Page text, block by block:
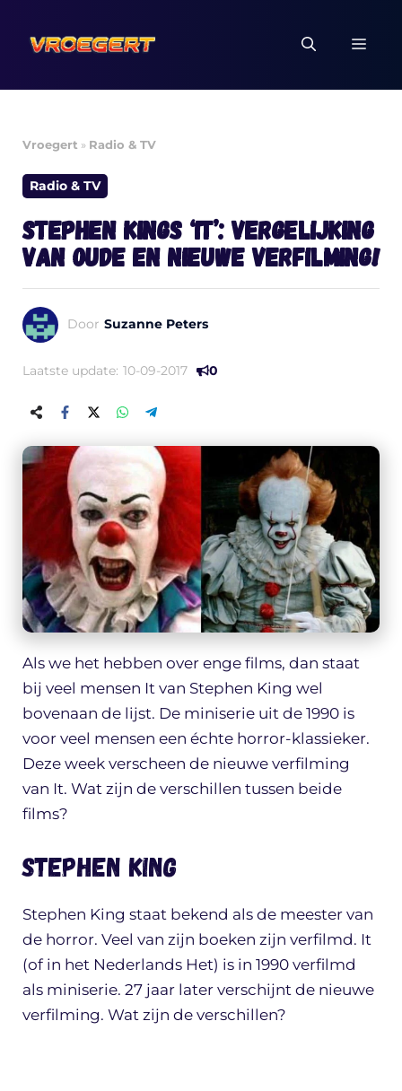
naar
inhoud
Vroegert » Radio & TV
Radio & TV
Stephen Kings ‘It’: vergelijking
van oude en nieuwe verfilming!
Door Suzanne Peters
Laatste update: 10-09-2017 0
Als we het hebben over enge films, dan staat
bij veel mensen It van Stephen King wel
bovenaan de lijst. De miniserie uit de 1990 is
voor veel mensen een échte horror-klassieker.
Deze week verscheen de nieuwe verfilming
van It. Wat zijn de verschillen tussen beide
films?
Stephen King
Stephen King staat bekend als de meester van
de horror. Veel van zijn boeken zijn verfilmd. It
(of in het Nederlands Het) is in 1990 verfilmd
als miniserie. 27 jaar later verschijnt de nieuwe
verfilming. Wat zijn de verschillen?